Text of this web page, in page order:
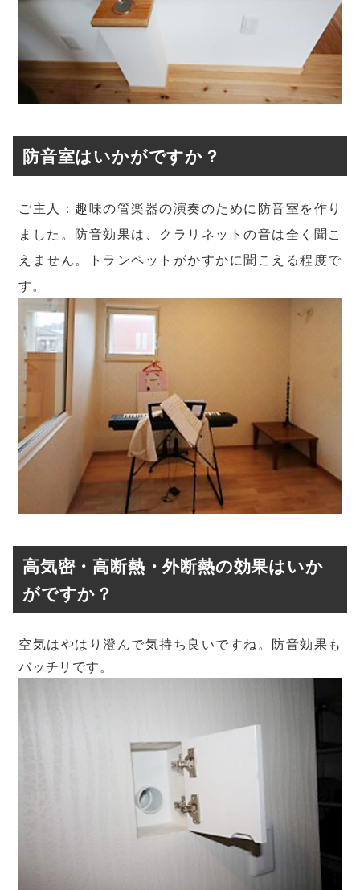
防音室はいかがですか？
ご主人：趣味の管楽器の演奏のために防音室を作り
ました。防音効果は、クラリネットの音は全く聞こ
えません。トランペットがかすかに聞こえる程度で
す。
高気密・高断熱・外断熱の効果はいか
がですか？
空気はやはり澄んで気持ち良いですね。防音効果も
バッチリです。